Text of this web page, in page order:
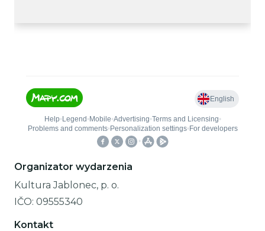
Organizator wydarzenia
Kultura Jablonec, p. o.
IČO: 09555340
Kontakt